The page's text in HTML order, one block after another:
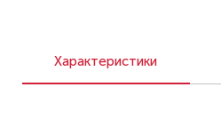
Характеристики